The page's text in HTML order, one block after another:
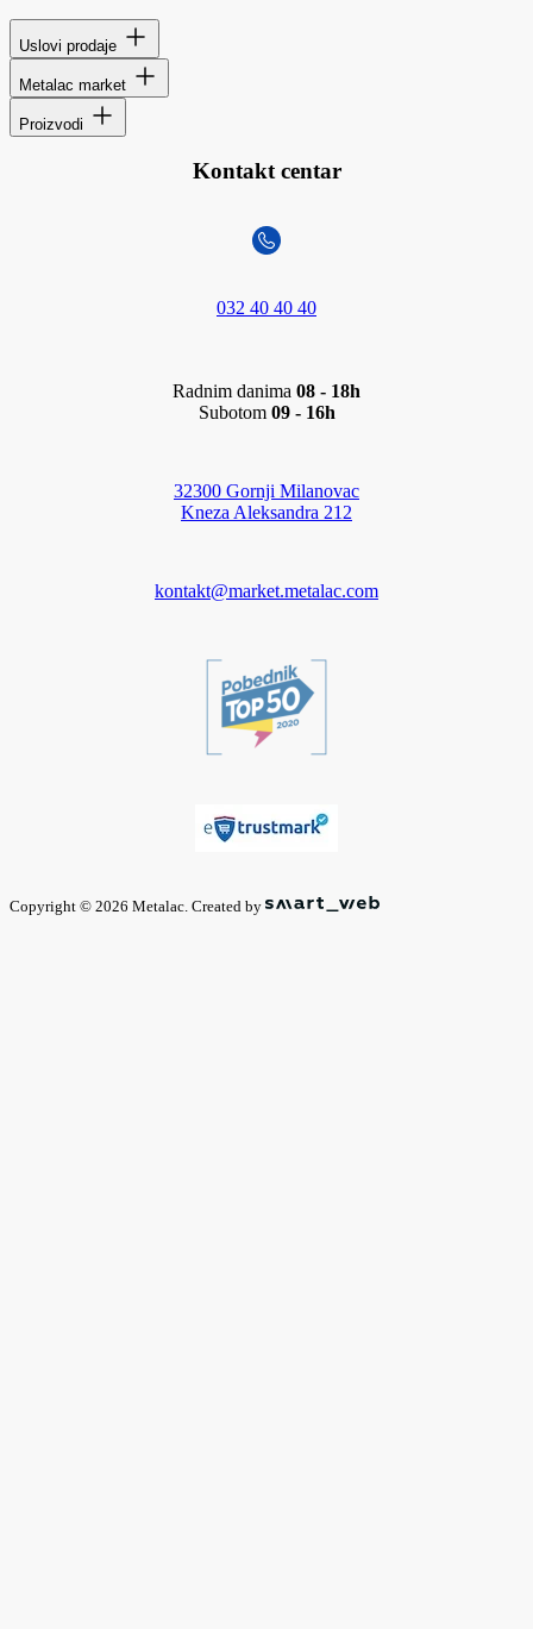
Uslovi prodaje
Metalac market
Proizvodi
Kontakt centar
032 40 40 40
Radnim danima 08 - 18h
Subotom 09 - 16h
32300 Gornji Milanovac
Kneza Aleksandra 212
kontakt@market.metalac.com
Copyright © 2026 Metalac. Created by